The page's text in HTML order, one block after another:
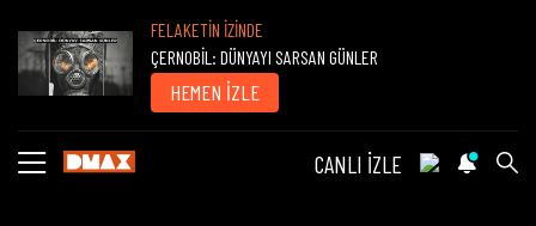
FELAKETİN İZİNDE
ÇERNOBİL: DÜNYAYI SARSAN GÜNLER
HEMEN İZLE
CANLI İZLE